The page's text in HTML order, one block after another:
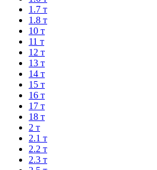
1.7 т
1.8 т
10 т
11 т
12 т
13 т
14 т
15 т
16 т
17 т
18 т
2 т
2.1 т
2.2 т
2.3 т